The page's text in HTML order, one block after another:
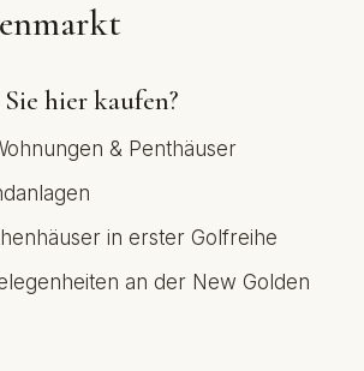
hier kaufen?
& Penthäuser
in erster Golfreihe
an der New Golden